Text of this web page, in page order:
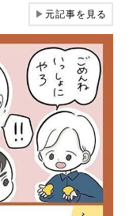
▶元記事を見る